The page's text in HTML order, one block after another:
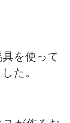
を使って
た。